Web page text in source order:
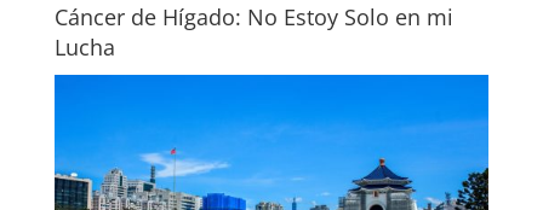
Cáncer de Hígado: No Estoy Solo en mi
Lucha